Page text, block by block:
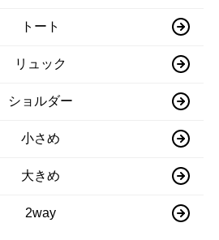
トート
リュック
ショルダー
小さめ
大きめ
2way